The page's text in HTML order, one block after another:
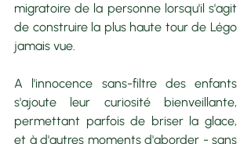
migratoire de la personne lorsqu'il s'agit
de construire la plus haute tour de Légo
jamais vue.
A l'innocence sans-filtre des enfants
s'ajoute leur curiosité bienveillante,
permettant parfois de briser la glace,
et à d'autres moments d'aborder - sans